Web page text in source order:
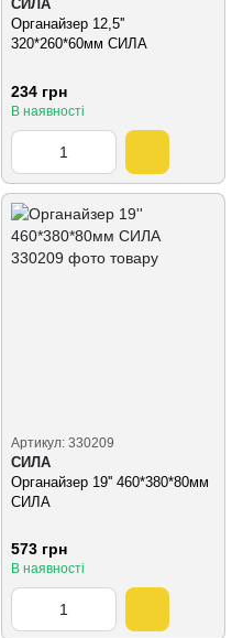
СИЛА
Органайзер 12,5''
320*260*60мм СИЛА
234 грн
В наявності
Артикул: 330209
СИЛА
Органайзер 19'' 460*380*80мм
СИЛА
573 грн
В наявності